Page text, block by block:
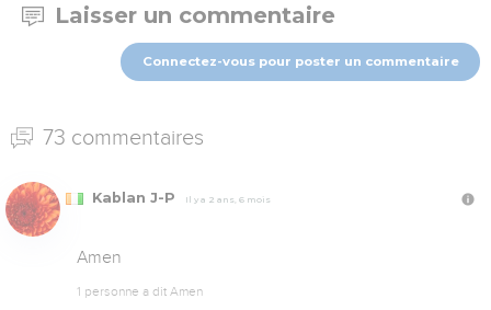
Laisser un commentaire
Connectez-vous pour poster un commentaire
73 commentaires
Kablan J-P Il y a 2 ans, 6 mois
Amen
1 personne a dit Amen